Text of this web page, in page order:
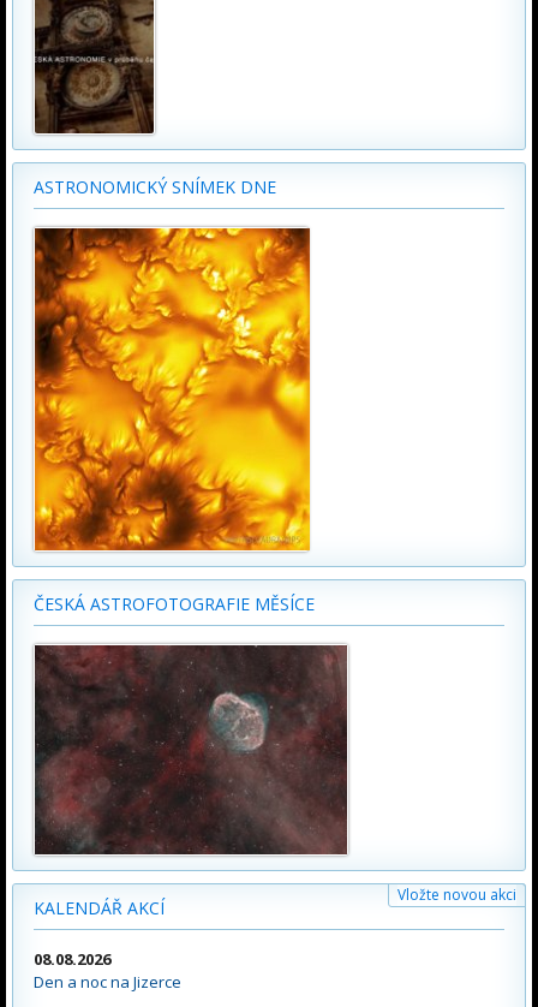
ASTRONOMICKÝ SNÍMEK DNE
ČESKÁ ASTROFOTOGRAFIE MĚSÍCE
KALENDÁŘ AKCÍ
Vložte novou akci
08.08.2026
Den a noc na Jizerce